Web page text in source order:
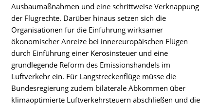
Ausbaumaßnahmen und eine schrittweise Verknappung
der Flugrechte. Darüber hinaus setzen sich die
Organisationen für die Einführung wirksamer
ökonomischer Anreize bei innereuropäischen Flügen
durch Einführung einer Kerosinsteuer und eine
grundlegende Reform des Emissionshandels im
Luftverkehr ein. Für Langstreckenflüge müsse die
Bundesregierung zudem bilaterale Abkommen über
klimaoptimierte Luftverkehrsteuern abschließen und die